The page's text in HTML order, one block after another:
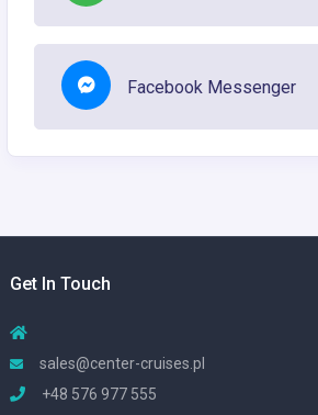
Facebook Messenger
Get In Touch
sales@center-cruises.pl
+48 576 977 555